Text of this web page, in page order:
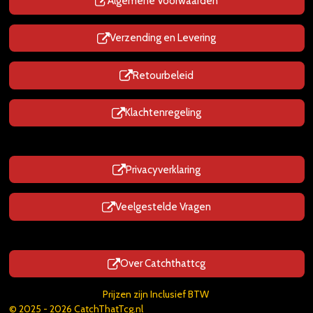
Verzending en Levering
Retourbeleid
Klachtenregeling
Privacyverklaring
Veelgestelde Vragen
Over Catchthattcg
Prijzen zijn Inclusief BTW
© 2025 - 2026 CatchThatTcg.nl